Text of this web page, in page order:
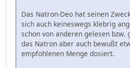
Das Natron-Deo hat seinen
sich auch keineswegs klebrig
schon von anderen gelesen bzw.
das Natron aber auch bewußt
empfohlenen Menge dosiert.